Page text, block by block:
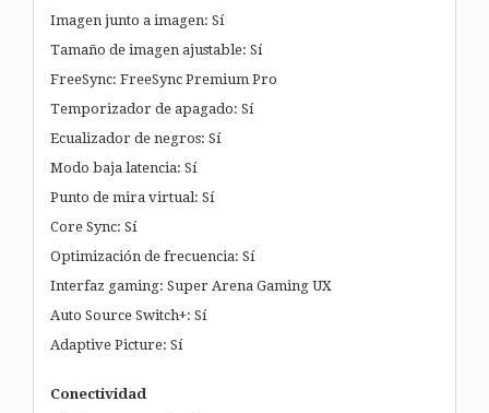
Imagen junto a imagen: Sí
Tamaño de imagen ajustable: Sí
FreeSync: FreeSync Premium Pro
Temporizador de apagado: Sí
Ecualizador de negros: Sí
Modo baja latencia: Sí
Punto de mira virtual: Sí
Core Sync: Sí
Optimización de frecuencia: Sí
Interfaz gaming: Super Arena Gaming UX
Auto Source Switch+: Sí
Adaptive Picture: Sí
Conectividad